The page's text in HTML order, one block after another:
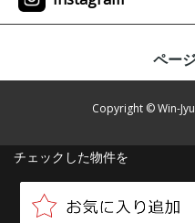
チェックした物件を
ペー
Copyright © Win-